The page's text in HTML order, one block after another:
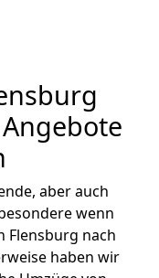
aber auch
wenn
Flensburg nach
haben wir